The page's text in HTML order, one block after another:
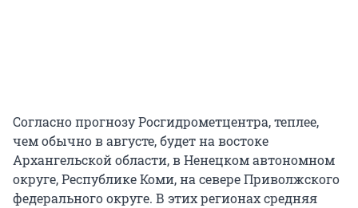
Согласно прогнозу Росгидрометцентра, теплее,
чем обычно в августе, будет на востоке
Архангельской области, в Ненецком автономном
округе, Республике Коми, на севере Приволжского
федерального округе. В этих регионах средняя